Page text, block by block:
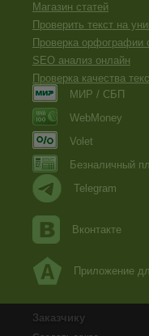
Магазин статей
Проверить текст на
Проверка орфографии
SEO анализ онлайн
Проверка качества
МИР / СБП
WebMoney
Volet
Безналичный
Telegram
Вконтакте
Приложение
Заказчику